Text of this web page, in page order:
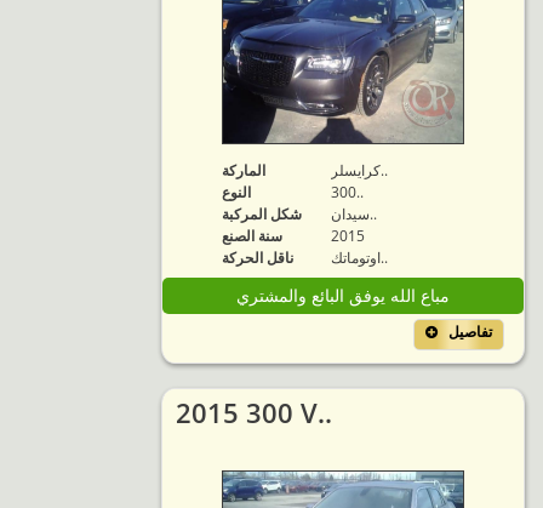
الماركة
كرايسلر..
النوع
300..
شكل المركبة
سيدان..
سنة الصنع
2015
ناقل الحركة
اوتوماتك..
مباع الله يوفق البائع والمشتري
تفاصيل
2015 300 V..